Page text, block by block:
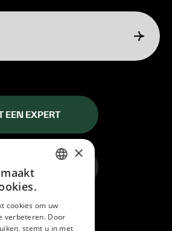
EEN EXPERT
FRENCH
×
cookies om uw
verbeteren. Door
stemt u in met